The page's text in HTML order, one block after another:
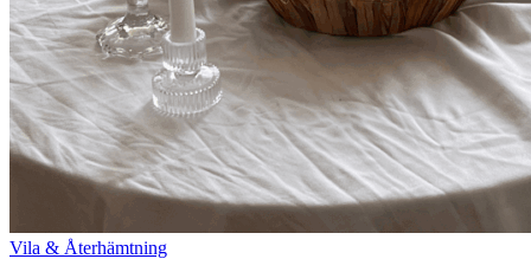
Vila & Återhämtning